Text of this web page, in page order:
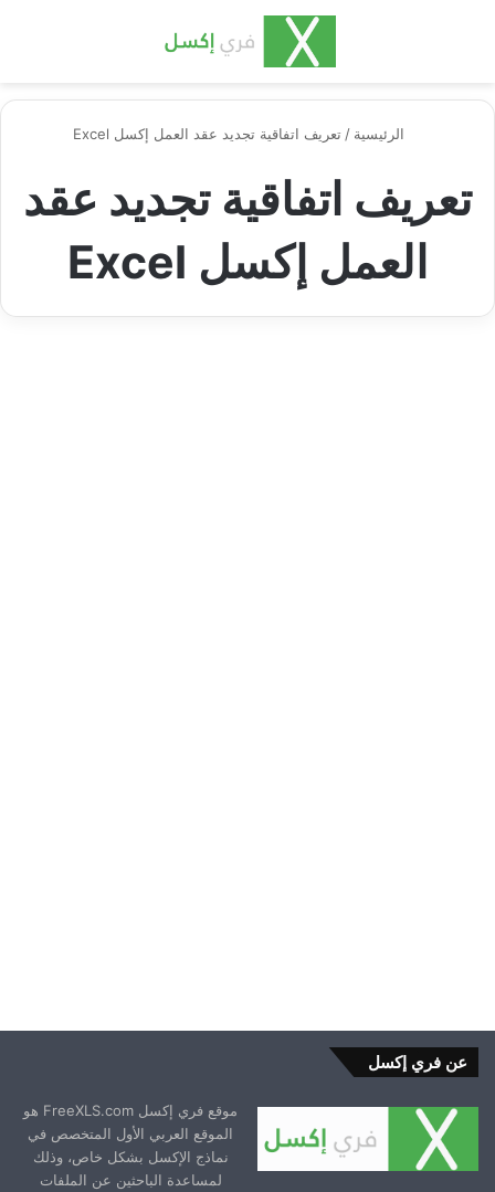
الرئيسية / تعريف اتفاقية تجديد عقد العمل إكسل Excel
تعريف اتفاقية تجديد عقد
العمل إكسل Excel
عن فري إكسل
موقع فري إكسل FreeXLS.com هو
الموقع العربي الأول المتخصص في
نماذج الإكسل بشكل خاص، وذلك
لمساعدة الباحثين عن الملفات